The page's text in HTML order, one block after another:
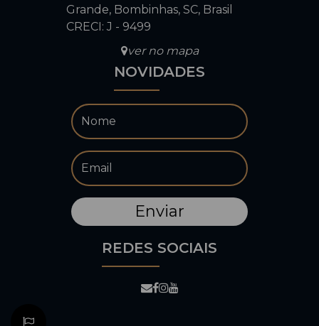
Grande, Bombinhas, SC, Brasil
CRECI: J - 9499
ver no mapa
NOVIDADES
REDES SOCIAIS